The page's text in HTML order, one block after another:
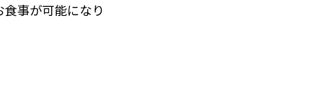
事が可能になり